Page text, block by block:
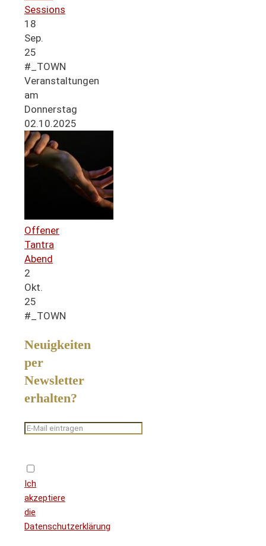
Sessions
18
Sep.
25
#_TOWN
Veranstaltungen
am
Donnerstag
02.10.2025
Offener
Tantra
Abend
2
Okt.
25
#_TOWN
Neuigkeiten
per
Newsletter
erhalten?
Ich
akzeptiere
die
Datenschutzerklärung